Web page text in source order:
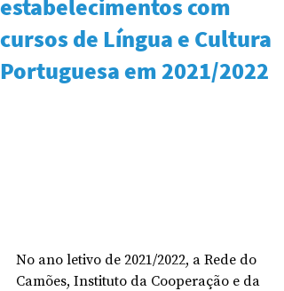
estabelecimentos com
cursos de Língua e Cultura
Portuguesa em 2021/2022
No ano letivo de 2021/2022, a Rede do
Camões, Instituto da Cooperação e da